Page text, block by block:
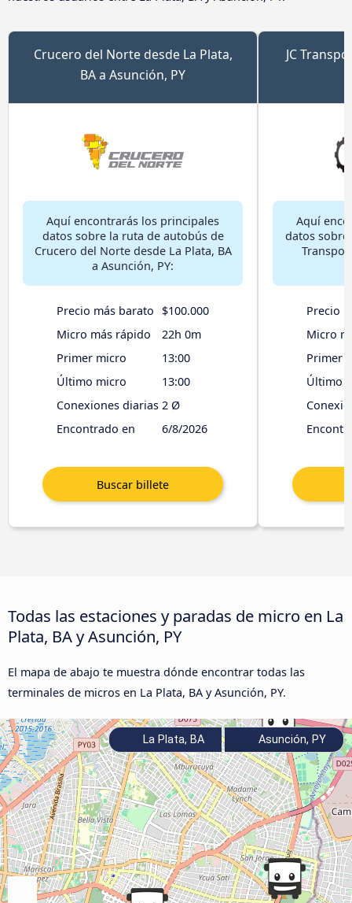
Crucero del Norte desde La Plata,
BA a Asunción, PY
Aquí encontrarás los principales
datos sobre la ruta de autobús de
Crucero del Norte desde La Plata, BA
a Asunción, PY:
Precio más barato
$100.000
Micro más rápido
22h 0m
Primer micro
13:00
Último micro
13:00
Conexiones diarias 2 Ø
Encontrado en
6/8/2026
JC
Aquí
datos sobre
Precio
Micro
Primer
Último
Todas las estaciones y paradas de micro en La
Plata, BA y Asunción, PY
El mapa de abajo te muestra dónde encontrar todas las
terminales de micros en La Plata, BA y Asunción, PY.
La Plata, BA Asunción, PY